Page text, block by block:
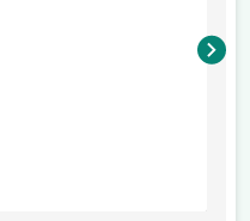
岩